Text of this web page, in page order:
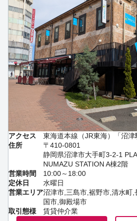
アクセス
東海道本線（JR東海）「沼
住所
〒410-0801
静岡県沼津市大手町3-2-1
NUMAZU STATION A棟2階
営業時間
10:00～18:00
定休日
水曜日
営業エリア沼津市,三島市,裾野市,清水町
国市,御殿場市
取引態様
賃貸仲介業